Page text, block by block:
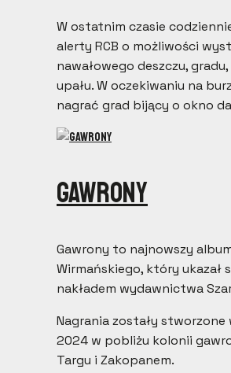
W ostatnim czasie
alerty RCB o możliwości
nawałowego deszczu,
upału. W oczekiwaniu na
nagrać grad bijący o okno
Gawrony
Gawrony to najnowszy
Wirmańskiego, który ukazał
nakładem wydawnictwa
Nagrania zostały
2024 w pobliżu kolonii
Targu i Zakopanem.